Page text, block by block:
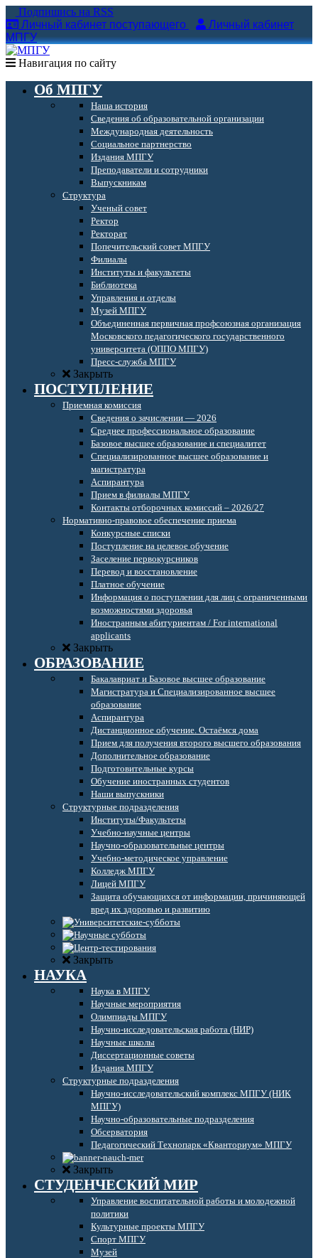
Подпишись на RSS
Личный кабинет поступающего
Личный кабинет
МПГУ
Навигация по сайту
Об МПГУ
Наша история
Сведения об образовательной организации
Международная деятельность
Социальное партнерство
Издания МПГУ
Преподаватели и сотрудники
Выпускникам
Структура
Ученый совет
Ректор
Ректорат
Попечительский совет МПГУ
Филиалы
Институты и факультеты
Библиотека
Управления и отделы
Музей МПГУ
Объединенная первичная профсоюзная организация
Московского педагогического государственного
университета (ОППО МПГУ)
Пресс-служба МПГУ
Закрыть
ПОСТУПЛЕНИЕ
Приемная комиссия
Сведения о зачислении — 2026
Среднее профессиональное образование
Базовое высшее образование и специалитет
Специализированное высшее образование и
магистратура
Аспирантура
Прием в филиалы МПГУ
Контакты отборочных комиссий – 2026/27
Нормативно-правовое обеспечение приема
Конкурсные списки
Поступление на целевое обучение
Заселение первокурсников
Перевод и восстановление
Платное обучение
Информация о поступлении для лиц с ограниченными
возможностями здоровья
Иностранным абитуриентам / For international
applicants
Закрыть
ОБРАЗОВАНИЕ
Бакалавриат и Базовое высшее образование
Магистратура и Специализированное высшее
образование
Аспирантура
Дистанционное обучение. Остаёмся дома
Прием для получения второго высшего образования
Дополнительное образование
Подготовительные курсы
Обучение иностранных студентов
Наши выпускники
Структурные подразделения
Институты/Факультеты
Учебно-научные центры
Научно-образовательные центры
Учебно-методическое управление
Колледж МПГУ
Лицей МПГУ
Защита обучающихся от информации, причиняющей
вред их здоровью и развитию
Закрыть
НАУКА
Наука в МПГУ
Научные мероприятия
Олимпиады МПГУ
Научно-исследовательская работа (НИР)
Научные школы
Диссертационные советы
Издания МПГУ
Структурные подразделения
Научно-исследовательский комплекс МПГУ (НИК
МПГУ)
Научно-образовательные подразделения
Обсерватория
Педагогический Технопарк «Кванториум» МПГУ
Закрыть
СТУДЕНЧЕСКИЙ МИР
Управление воспитательной работы и молодежной
политики
Культурные проекты МПГУ
Спорт МПГУ
Музей